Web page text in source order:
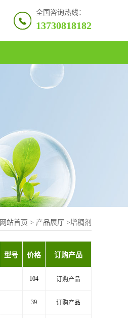
全国咨询热线：
13730818182
网站首页 > 产品展厅 >增稠剂
型号 价格 订购产品
104 订购产品
39 订购产品